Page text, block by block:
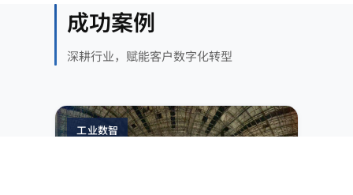
成功案例
深耕行业，赋能客户数字化转型
工业数智